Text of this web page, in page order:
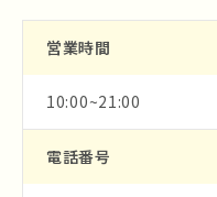
営業時間
10:00~21:00
電話番号